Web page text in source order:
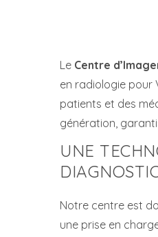
Le Centre
en radiologie pour
patients et des
génération,
UNE
Notre centre est
une prise en